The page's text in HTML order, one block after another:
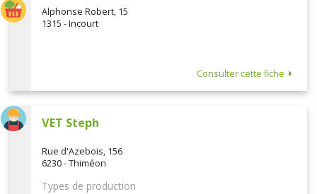
Alphonse Robert, 15
1315 - Incourt
Consulter cette fiche
VET Steph
Rue d'Azebois, 156
6230 - Thiméon
Types de production